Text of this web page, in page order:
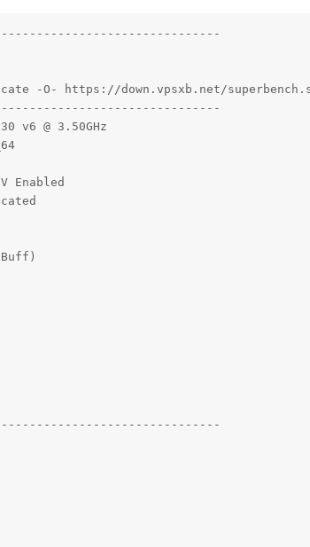
-O- https://down.vpsxb.net/
v6 @ 3.50GHz
Enabled
Buff)